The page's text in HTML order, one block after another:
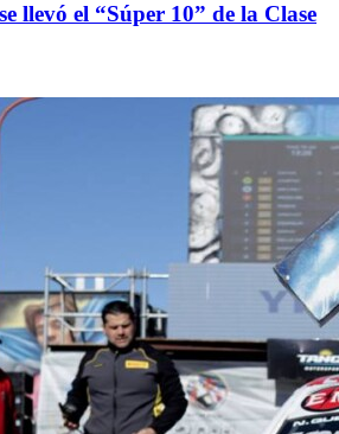
llevó el “Súper 10” de la Clase